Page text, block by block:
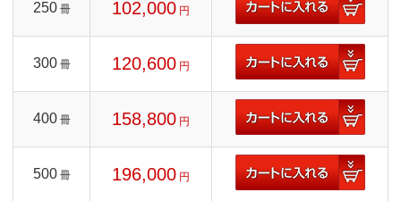
250 冊 102,000 円
300 冊 120,600 円
400 冊 158,800 円
500 冊 196,000 円